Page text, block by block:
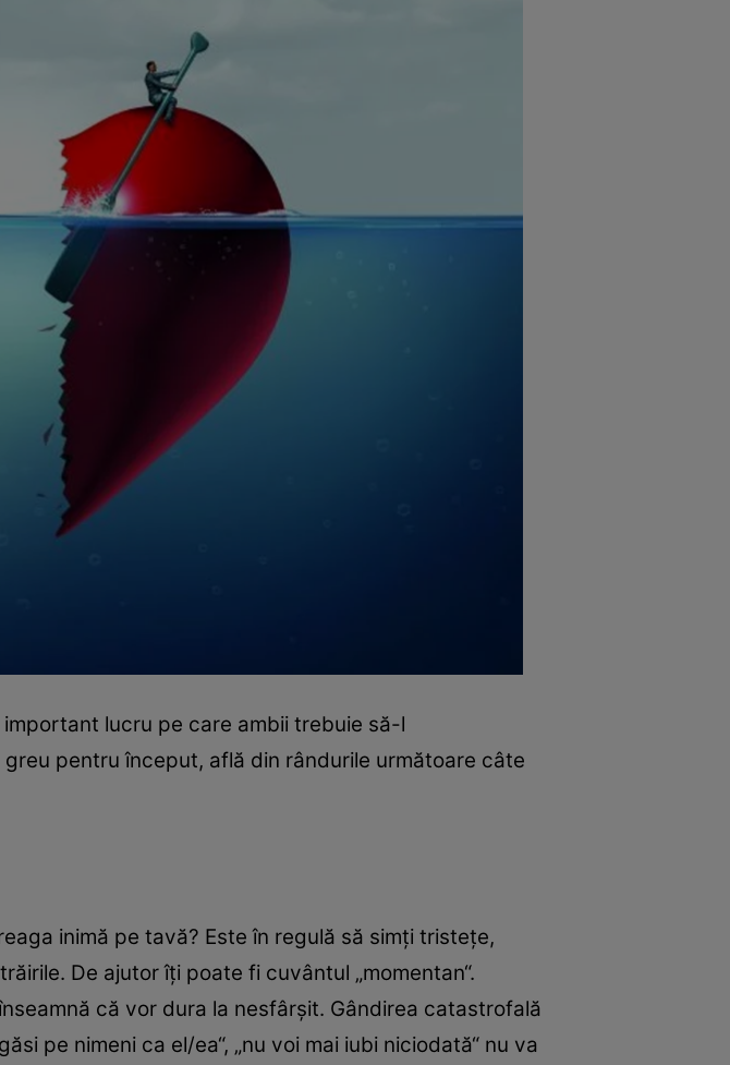
lucru pe care ambii trebuie să-l
pentru început, află din rândurile următoare câte
inimă pe tavă? Este în regulă să simţi tristeţe,
De ajutor îţi poate fi cuvântul „momentan“.
că vor dura la nesfârşit. Gândirea catastrofală
pe nimeni ca el/ea“, „nu voi mai iubi niciodată“ nu va